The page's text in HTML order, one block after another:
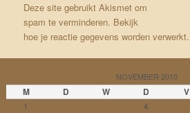
Deze site gebruikt Akismet om
spam te verminderen. Bekijk
hoe je reactie gegevens worden verwerkt.
NOVEMBER 2010
M D W D V
1 4